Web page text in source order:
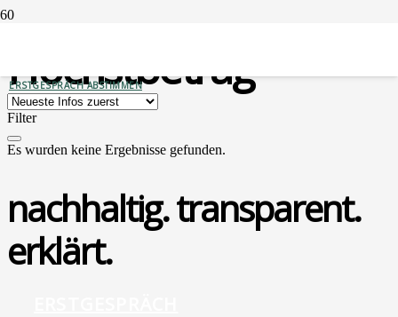
ERSTGESPRÄCH ABSTIMMEN
Höchstbetrag
Filter
Es wurden keine Ergebnisse gefunden.
nachhaltig. transparent.
erklärt.